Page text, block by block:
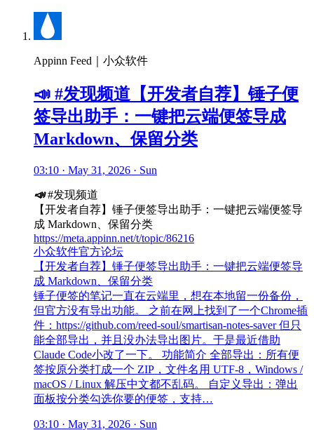
Appinn Feed｜小众软件
📣 #发现频道【开发者自荐】锤子便
签导出助手：一键把云端便签导成
Markdown、保留分类
03:10 · May 31, 2026 · Sun
📣#发现频道
【开发者自荐】锤子便签导出助手：一键把云端便签导
成 Markdown、保留分类
https://meta.appinn.net/t/topic/86216
小众软件官方论坛
【开发者自荐】锤子便签导出助手：一键把云端便签导
成 Markdown、保留分类
锤子便签的笔记一直在云端里，想在本地留一份备份，
但官方没有导出功能。 之前在网上找到了一个Chrome插
件：https://github.com/reed-soul/smartisan-notes-saver 但只
能全部导出，并且没办法导出图片。于是最近借助
Claude Code小改了一下。 功能简介 全部导出：所有便
签按原分类打成一个 ZIP，文件名用 UTF-8，Windows /
macOS / Linux 解压中文都不乱码。 自定义导出：弹出
面板按分类勾选你要的便签，支持…
03:10 · May 31, 2026 · Sun